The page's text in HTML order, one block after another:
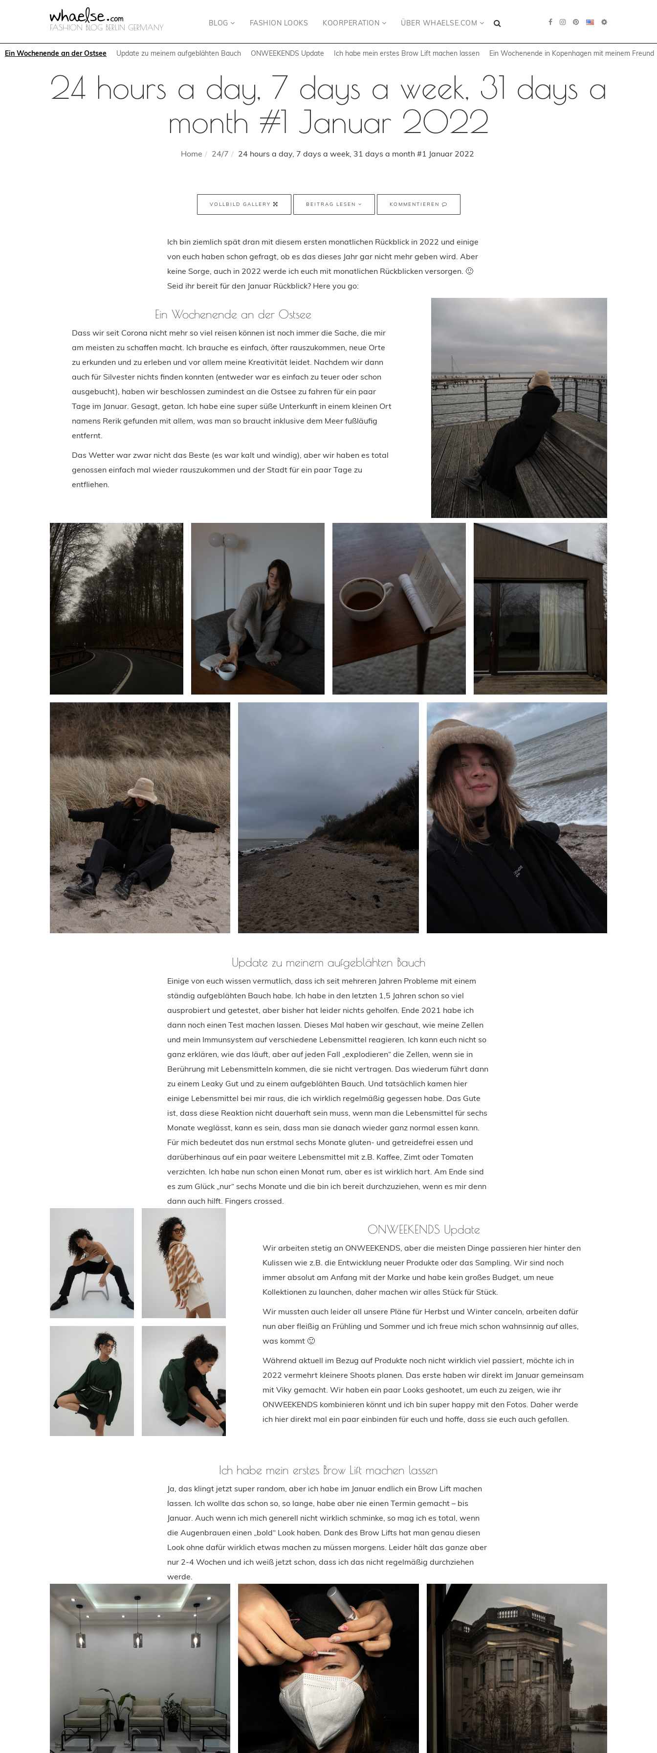
FASHION BLOG BERLIN GERMANY
BLOG FASHION LOOKS KOORPERATION ÜBER WHAELSE.COM
Ein Wochenende an der Ostsee Update zu meinem aufgeblähten Bauch ONWEEKENDS Update Ich habe mein erstes Brow Lift machen lassen Ein Wochenende in Kopenhagen mit meinem Freund
24 hours a day, 7 days a week, 31 days a
month #1 Januar 2022
Home 24/7 24 hours a day, 7 days a week, 31 days a month #1 Januar 2022
VOLLBILD GALLERY BEITRAG LESEN KOMMENTIEREN
Ich bin ziemlich spät dran mit diesem ersten monatlichen Rückblick in 2022 und einige
von euch haben schon gefragt, ob es das dieses Jahr gar nicht mehr geben wird. Aber
keine Sorge, auch in 2022 werde ich euch mit monatlichen Rückblicken versorgen. 🙂
Seid ihr bereit für den Januar Rückblick? Here you go:
Ein Wochenende an der Ostsee
Dass wir seit Corona nicht mehr so viel reisen können ist noch immer die Sache, die mir
am meisten zu schaffen macht. Ich brauche es einfach, öfter rauszukommen, neue Orte
zu erkunden und zu erleben und vor allem meine Kreativität leidet. Nachdem wir dann
auch für Silvester nichts finden konnten (entweder war es einfach zu teuer oder schon
ausgebucht), haben wir beschlossen zumindest an die Ostsee zu fahren für ein paar
Tage im Januar. Gesagt, getan. Ich habe eine super süße Unterkunft in einem kleinen Ort
namens Rerik gefunden mit allem, was man so braucht inklusive dem Meer fußläufig
entfernt.
Das Wetter war zwar nicht das Beste (es war kalt und windig), aber wir haben es total
genossen einfach mal wieder rauszukommen und der Stadt für ein paar Tage zu
entfliehen.
Update zu meinem aufgeblähten Bauch
Einige von euch wissen vermutlich, dass ich seit mehreren Jahren Probleme mit einem
ständig aufgeblähten Bauch habe. Ich habe in den letzten 1,5 Jahren schon so viel
ausprobiert und getestet, aber bisher hat leider nichts geholfen. Ende 2021 habe ich
dann noch einen Test machen lassen. Dieses Mal haben wir geschaut, wie meine Zellen
und mein Immunsystem auf verschiedene Lebensmittel reagieren. Ich kann euch nicht so
ganz erklären, wie das läuft, aber auf jeden Fall „explodieren“ die Zellen, wenn sie in
Berührung mit Lebensmitteln kommen, die sie nicht vertragen. Das wiederum führt dann
zu einem Leaky Gut und zu einem aufgeblähten Bauch. Und tatsächlich kamen hier
einige Lebensmittel bei mir raus, die ich wirklich regelmäßig gegessen habe. Das Gute
ist, dass diese Reaktion nicht dauerhaft sein muss, wenn man die Lebensmittel für sechs
Monate weglässt, kann es sein, dass man sie danach wieder ganz normal essen kann.
Für mich bedeutet das nun erstmal sechs Monate gluten- und getreidefrei essen und
darüberhinaus auf ein paar weitere Lebensmittel mit z.B. Kaffee, Zimt oder Tomaten
verzichten. Ich habe nun schon einen Monat rum, aber es ist wirklich hart. Am Ende sind
es zum Glück „nur“ sechs Monate und die bin ich bereit durchzuziehen, wenn es mir denn
dann auch hilft. Fingers crossed.
ONWEEKENDS Update
Wir arbeiten stetig an ONWEEKENDS, aber die meisten Dinge passieren hier hinter den
Kulissen wie z.B. die Entwicklung neuer Produkte oder das Sampling. Wir sind noch
immer absolut am Anfang mit der Marke und habe kein großes Budget, um neue
Kollektionen zu launchen, daher machen wir alles Stück für Stück.
Wir mussten auch leider all unsere Pläne für Herbst und Winter canceln, arbeiten dafür
nun aber fleißig an Frühling und Sommer und ich freue mich schon wahnsinnig auf alles,
was kommt 🙂
Während aktuell im Bezug auf Produkte noch nicht wirklich viel passiert, möchte ich in
2022 vermehrt kleinere Shoots planen. Das erste haben wir direkt im Januar gemeinsam
mit Viky gemacht. Wir haben ein paar Looks geshootet, um euch zu zeigen, wie ihr
ONWEEKENDS kombinieren könnt und ich bin super happy mit den Fotos. Daher werde
ich hier direkt mal ein paar einbinden für euch und hoffe, dass sie euch auch gefallen.
Ich habe mein erstes Brow Lift machen lassen
Ja, das klingt jetzt super random, aber ich habe im Januar endlich ein Brow Lift machen
lassen. Ich wollte das schon so, so lange, habe aber nie einen Termin gemacht – bis
Januar. Auch wenn ich mich generell nicht wirklich schminke, so mag ich es total, wenn
die Augenbrauen einen „bold“ Look haben. Dank des Brow Lifts hat man genau diesen
Look ohne dafür wirklich etwas machen zu müssen morgens. Leider hält das ganze aber
nur 2-4 Wochen und ich weiß jetzt schon, dass ich das nicht regelmäßig durchziehen
werde.